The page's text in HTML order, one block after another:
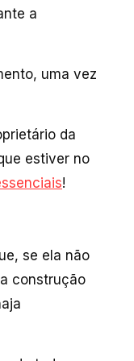
a
uma vez
da
estiver no
!
se ela não
construção